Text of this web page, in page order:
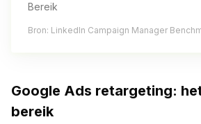
Bereik
Bron: LinkedIn Campaign Manager
Google Ads retargeting:
bereik